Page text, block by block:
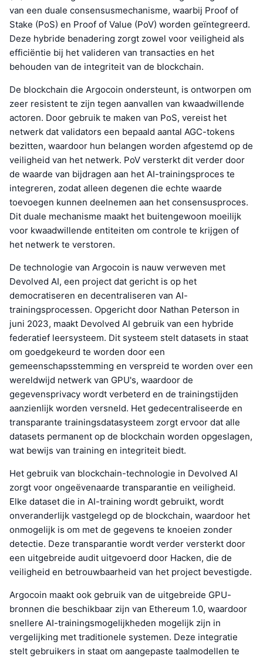
van een duale consensusmechanisme, waarbij Proof of
Stake (PoS) en Proof of Value (PoV) worden geïntegreerd.
Deze hybride benadering zorgt zowel voor veiligheid als
efficiëntie bij het valideren van transacties en het
behouden van de integriteit van de blockchain.
De blockchain die Argocoin ondersteunt, is ontworpen om
zeer resistent te zijn tegen aanvallen van kwaadwillende
actoren. Door gebruik te maken van PoS, vereist het
netwerk dat validators een bepaald aantal AGC-tokens
bezitten, waardoor hun belangen worden afgestemd op de
veiligheid van het netwerk. PoV versterkt dit verder door
de waarde van bijdragen aan het AI-trainingsproces te
integreren, zodat alleen degenen die echte waarde
toevoegen kunnen deelnemen aan het consensusproces.
Dit duale mechanisme maakt het buitengewoon moeilijk
voor kwaadwillende entiteiten om controle te krijgen of
het netwerk te verstoren.
De technologie van Argocoin is nauw verweven met
Devolved AI, een project dat gericht is op het
democratiseren en decentraliseren van AI-
trainingsprocessen. Opgericht door Nathan Peterson in
juni 2023, maakt Devolved AI gebruik van een hybride
federatief leersysteem. Dit systeem stelt datasets in staat
om goedgekeurd te worden door een
gemeenschapsstemming en verspreid te worden over een
wereldwijd netwerk van GPU's, waardoor de
gegevensprivacy wordt verbeterd en de trainingstijden
aanzienlijk worden versneld. Het gedecentraliseerde en
transparante trainingsdatasysteem zorgt ervoor dat alle
datasets permanent op de blockchain worden opgeslagen,
wat bewijs van training en integriteit biedt.
Het gebruik van blockchain-technologie in Devolved AI
zorgt voor ongeëvenaarde transparantie en veiligheid.
Elke dataset die in AI-training wordt gebruikt, wordt
onveranderlijk vastgelegd op de blockchain, waardoor het
onmogelijk is om met de gegevens te knoeien zonder
detectie. Deze transparantie wordt verder versterkt door
een uitgebreide audit uitgevoerd door Hacken, die de
veiligheid en betrouwbaarheid van het project bevestigde.
Argocoin maakt ook gebruik van de uitgebreide GPU-
bronnen die beschikbaar zijn van Ethereum 1.0, waardoor
snellere AI-trainingsmogelijkheden mogelijk zijn in
vergelijking met traditionele systemen. Deze integratie
stelt gebruikers in staat om aangepaste taalmodellen te